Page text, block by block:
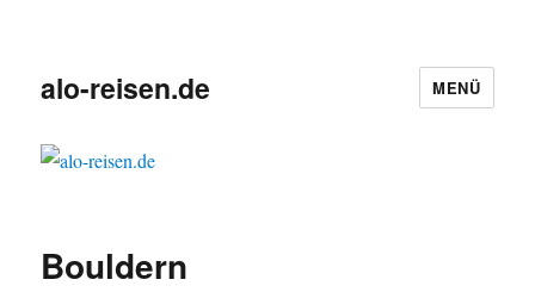
alo-reisen.de MENÜ
Bouldern